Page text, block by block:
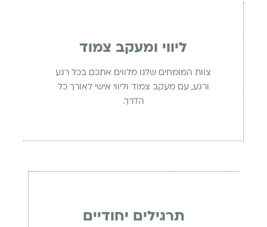
ליווי ומעקב צמוד
צוות המומחים שלנו מלווים אתכם בכל רגע
ורגע, עם מעקב צמוד וליווי אישי לאורך כל
הדרך.
תרגילים יחודיים